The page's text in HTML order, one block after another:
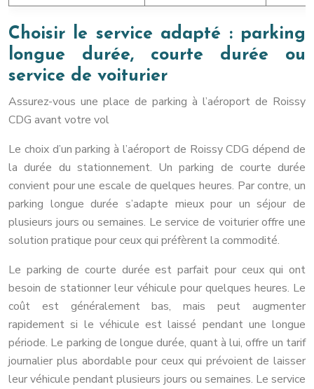
Choisir le service adapté : parking
longue durée, courte durée ou
service de voiturier
Assurez-vous une place de parking à l’aéroport de Roissy
CDG avant votre vol
Le choix d’un parking à l’aéroport de Roissy CDG dépend de
la durée du stationnement. Un parking de courte durée
convient pour une escale de quelques heures. Par contre, un
parking longue durée s’adapte mieux pour un séjour de
plusieurs jours ou semaines. Le service de voiturier offre une
solution pratique pour ceux qui préfèrent la commodité.
Le parking de courte durée est parfait pour ceux qui ont
besoin de stationner leur véhicule pour quelques heures. Le
coût est généralement bas, mais peut augmenter
rapidement si le véhicule est laissé pendant une longue
période. Le parking de longue durée, quant à lui, offre un tarif
journalier plus abordable pour ceux qui prévoient de laisser
leur véhicule pendant plusieurs jours ou semaines. Le service